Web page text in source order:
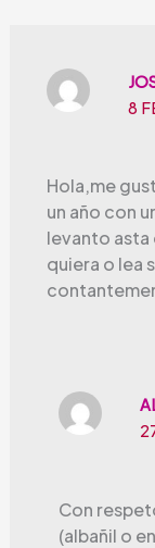
8
Hola,me
un año con
levanto asta
quiera o lea
Con
(albañil o